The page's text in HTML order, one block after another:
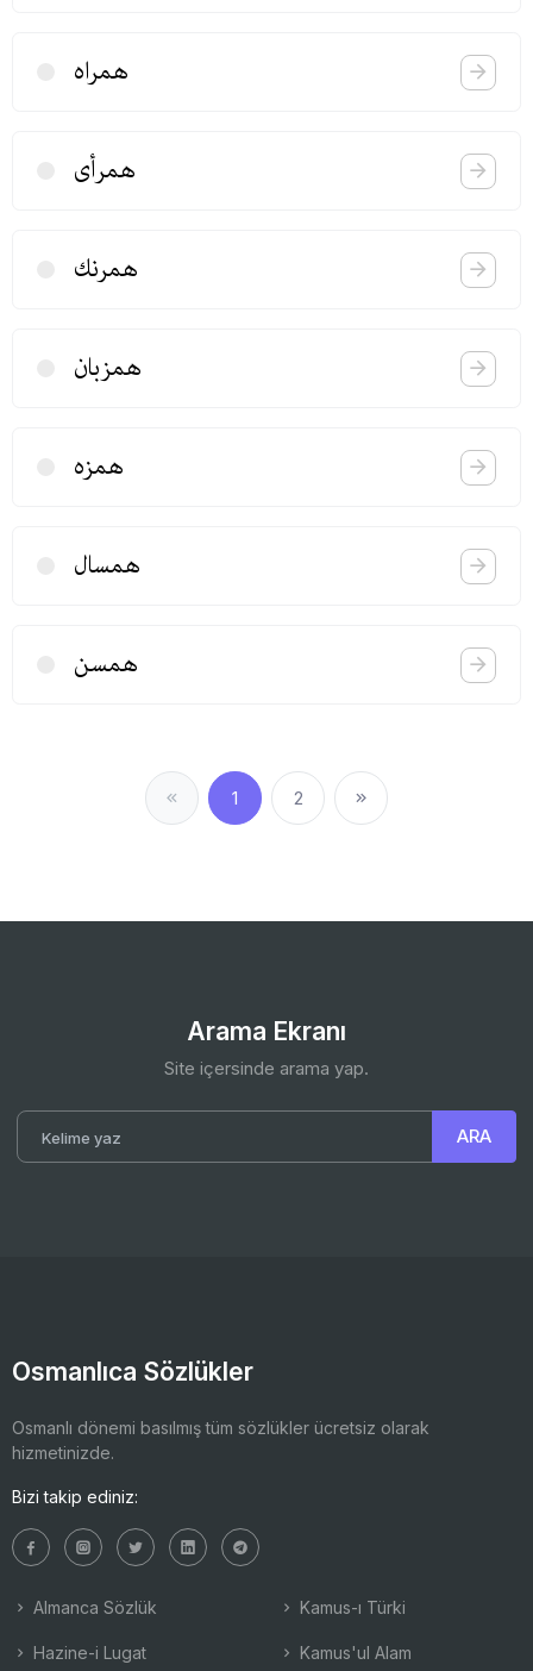
همراه
همرأی
همرنك
همزبان
همزه
همسال
همسن
1 2
Arama Ekranı
Site içersinde arama yap.
Osmanlıca Sözlükler
Osmanlı dönemi basılmış tüm sözlükler ücretsiz olarak
hizmetinizde.
Bizi takip ediniz:
Almanca Sözlük
Hazine-i Lugat
Kamus-ı Türki
Kamus'ul Alam